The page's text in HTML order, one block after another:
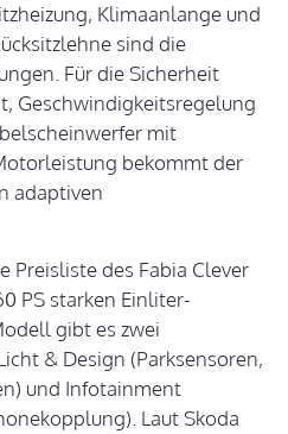
Klimaanlange und
sind die
Für die Sicherheit
Geschwindigkeitsregelung
mit
bekommt der
adaptiven
Preisliste des Fabia Clever
PS starken Einliter-
gibt es zwei
& Design (Parksensoren,
und Infotainment
Laut Skoda